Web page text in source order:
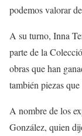
podemos valorar
A su turno, Inna
parte de la
obrasque han
también piezas
A nombre de los
González, quien